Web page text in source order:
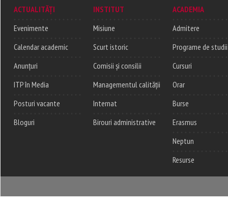
ACTUALITĂȚI
Evenimente
Calendar academic
Anunțuri
ITP în Media
Posturi vacante
Bloguri
INSTITUT
Misiune
Scurt istoric
Comisii și consilii
Managementul calității
Internat
Birouri administrative
ACADEMIA
Admitere
Programe de studii
Cursuri
Orar
Burse
Erasmus
Neptun
Resurse